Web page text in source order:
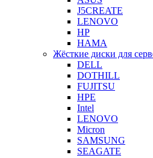
J5CREATE
LENOVO
HP
HAMA
Жёсткие диски для
DELL
DOTHILL
FUJITSU
HPE
Intel
LENOVO
Micron
SAMSUNG
SEAGATE